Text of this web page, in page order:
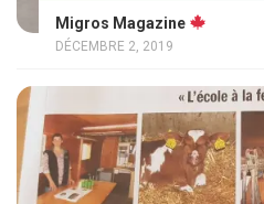
Migros Magazine
DÉCEMBRE 2, 2019